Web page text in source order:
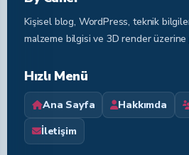
Kişisel blog, WordPress, teknik
malzeme bilgisi ve 3D render üzerine
Hızlı Menü
Ana Sayfa Hakkımda
İletişim